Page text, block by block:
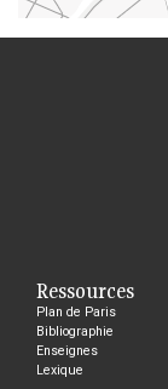
Ressources
Plan de Paris
Bibliographie
Enseignes
Lexique